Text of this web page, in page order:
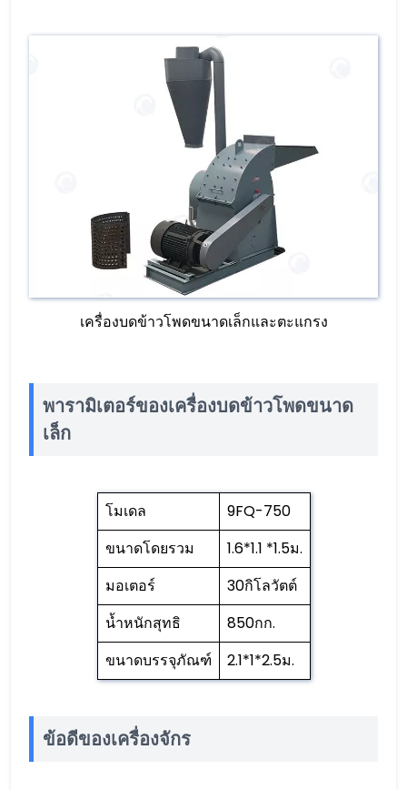
เครื่องบดข้าวโพดขนาดเล็กและตะแกรง
พารามิเตอร์ของเครื่องบดข้าวโพดขนาด
เล็ก
โมเดล
9FQ-750
ขนาดโดยรวม
1.6*1.1 *1.5ม.
มอเตอร์
30กิโลวัตต์
น้ำหนักสุทธิ
850กก.
ขนาดบรรจุภัณฑ์
2.1*1*2.5ม.
ข้อดีของเครื่องจักร